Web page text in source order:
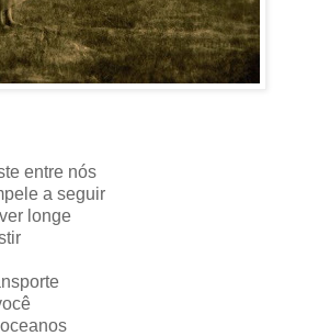
entre nós
a seguir
longe